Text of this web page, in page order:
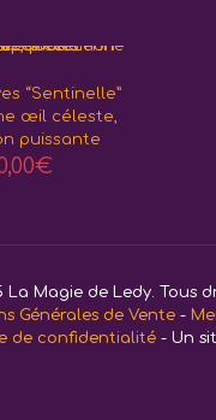
“Sentinelle”
œil céleste,
puissante
€
La Magie de Ledy. Tous
Générales de Vente -
de confidentialité- Un